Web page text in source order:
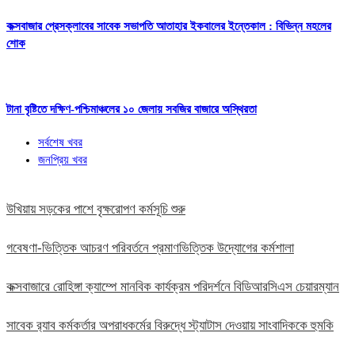
কক্সবাজার প্রেসক্লাবের সাবেক সভাপতি আতাহার ইকবালের ইন্তেকাল : বিভিন্ন মহলের
শোক
টানা বৃষ্টিতে দক্ষিণ-পশ্চিমাঞ্চলের ১০ জেলায় সবজির বাজারে অস্থিরতা
সর্বশেষ খবর
জনপ্রিয় খবর
উখিয়ায় সড়কের পাশে বৃক্ষরোপণ কর্মসূচি শুরু
গবেষণা-ভিত্তিক আচরণ পরিবর্তনে প্রমাণভিত্তিক উদ্যোগের কর্মশালা
কক্সবাজারে রোহিঙ্গা ক্যাম্পে মানবিক কার্যক্রম পরিদর্শনে বিডিআরসিএস চেয়ারম্যান
সাবেক র‍্যাব কর্মকর্তার অপরাধকর্মের বিরুদ্ধে স্ট্যাটাস দেওয়ায় সাংবাদিককে হুমকি